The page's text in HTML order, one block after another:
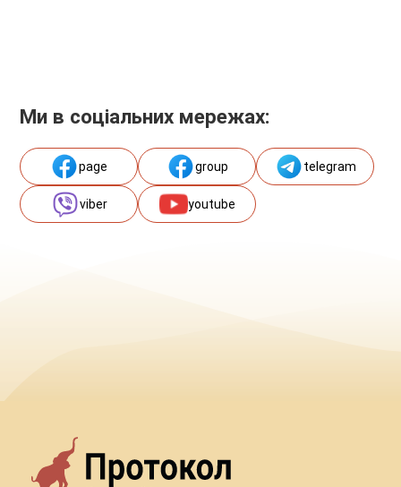
Ми в соціальних мережах:
page group telegram
viber youtube